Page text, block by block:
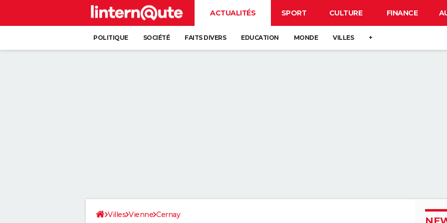
ACTUALITÉS SPORT CULTURE FINANCE
POLITIQUE SOCIÉTÉ FAITS DIVERS EDUCATION MONDE VILLES +
Villes Vienne Cernay